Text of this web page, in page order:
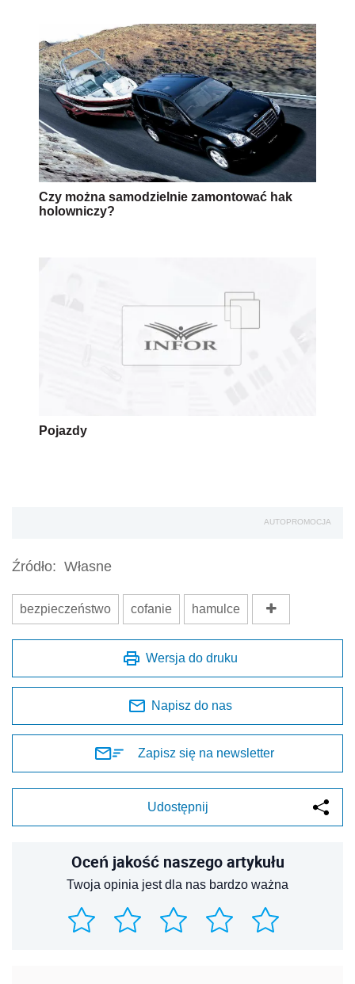
Czy można samodzielnie zamontować hak
holowniczy?
Pojazdy
AUTOPROMOCJA
Źródło: Własne
bezpieczeństwo cofanie hamulce
Wersja do druku
Napisz do nas
Zapisz się na newsletter
Udostępnij
Oceń jakość naszego artykułu
Twoja opinia jest dla nas bardzo ważna